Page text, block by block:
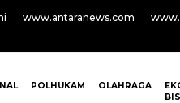
www.antaranews.com
POLHUKAM OLAHRAGA